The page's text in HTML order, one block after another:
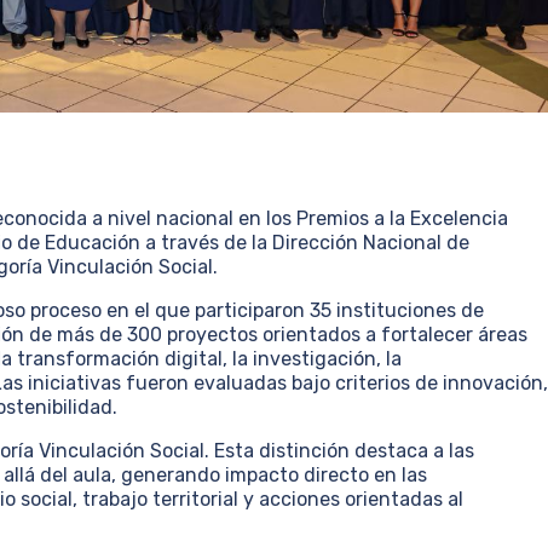
a nivel nacional en los Premios a la Excelencia
de Educación a través de la Dirección Nacional de
Vinculación Social.
proceso en el que participaron 35 instituciones de
de más de 300 proyectos orientados a fortalecer áreas
transformación digital, la investigación, la
iniciativas fueron evaluadas bajo criterios de innovación,
Vinculación Social. Esta distinción destaca a las
del aula, generando impacto directo en las
social, trabajo territorial y acciones orientadas al